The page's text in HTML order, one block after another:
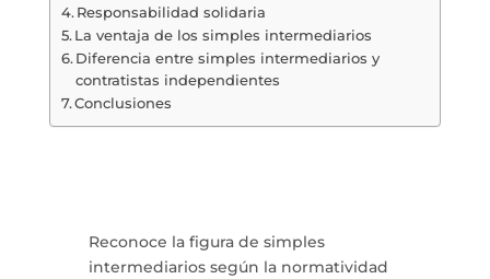
Responsabilidad solidaria
La ventaja de los simples intermediarios
Diferencia entre simples intermediarios y
contratistas independientes
Conclusiones
Reconoce la figura de simples
intermediarios según la normatividad